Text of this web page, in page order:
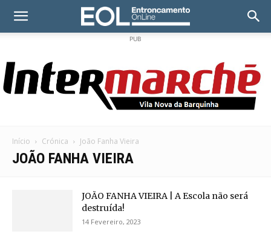
PUB
Início Crónica João Fanha Vieira
JOÃO FANHA VIEIRA
JOÃO FANHA VIEIRA | A Escola não será
destruída!
14 Fevereiro, 2023